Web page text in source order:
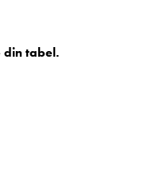
din tabel.